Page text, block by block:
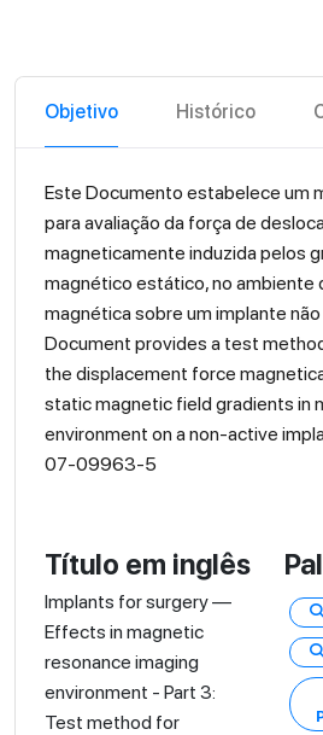
Objetivo Histórico
Este Documento estabelece um
para avaliação da força de
magneticamente induzida pelos
magnético estático, no ambiente
magnética sobre um implante
Document provides a test
the displacement force
static magnetic field gradients in
environment on a non-active
07-09963-5
Título em inglês
Implants for surgery —
Effects in magnetic
resonance imaging
environment - Part 3:
Test method for